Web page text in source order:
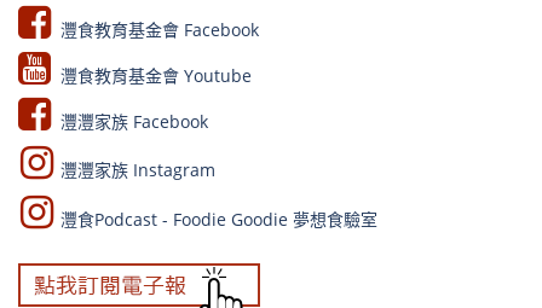
灃食教育基金會 Facebook​
灃食教育基金會 Youtube​​
灃灃家族 Facebook
灃灃家族 Instagram
灃食Podcast - Foodie Goodie 夢想食驗室​